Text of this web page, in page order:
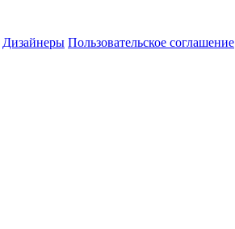
Дизайнеры Пользовательское соглашение